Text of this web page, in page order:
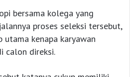
bersama kolega yang
proses seleksi tersebut,
utama kenapa karyawan
calon direksi.